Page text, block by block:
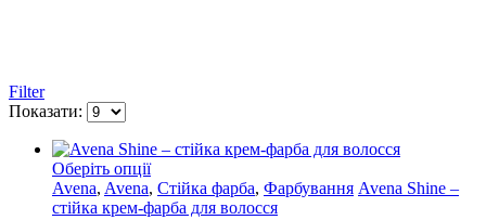
Filter
Показати:
Оберіть опції
Avena, Avena, Стійка фарба, Фарбування Avena Shine –
стійка крем-фарба для волосся